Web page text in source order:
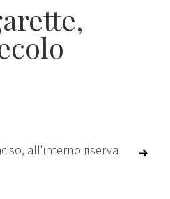
,
all'interno riserva